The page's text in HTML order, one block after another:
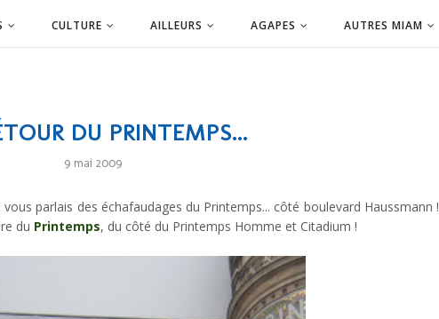
CULTURE AILLEURS AGAPES AUTRES MIAM
DU PRINTEMPS...
9 mai 2009
parlais des échafaudages du Printemps... côté boulevard Haussmann !
du Printemps, du côté du Printemps Homme et Citadium !